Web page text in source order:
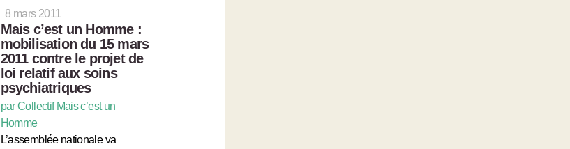
8 mars 2011
Mais c’est un Homme :
mobilisation du 15 mars
2011 contre le projet de
loi relatif aux soins
psychiatriques
par Collectif Mais c’est un
Homme
L’assemblée nationale va